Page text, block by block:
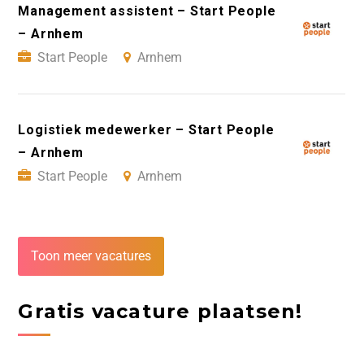
Management assistent – Start People
– Arnhem
Start People
Arnhem
Logistiek medewerker – Start People
– Arnhem
Start People
Arnhem
Toon meer vacatures
Gratis vacature plaatsen!